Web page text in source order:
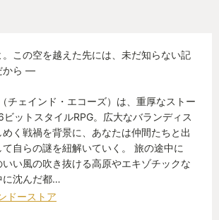
この空を越えた先には、未だ知らない記
から —
チェインド・エコーズ）は、重厚なストー
ビットスタイルRPG。広大なバランディス
く戦禍を背景に、あなたは仲間たちと出
自らの謎を紐解いていく。 旅の途中に
い風の吹き抜ける高原やエキゾチックな
に沈んだ都…
ドーストア